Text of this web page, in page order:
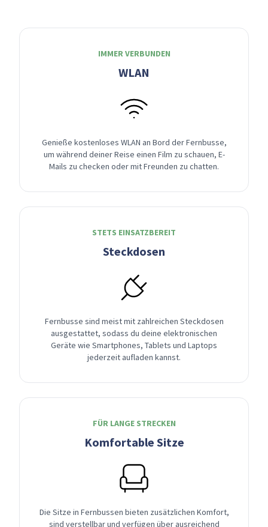
IMMER VERBUNDEN
WLAN
Genieße kostenloses WLAN an Bord der Fernbusse,
um während deiner Reise einen Film zu schauen, E-
Mails zu checken oder mit Freunden zu chatten.
STETS EINSATZBEREIT
Steckdosen
Fernbusse sind meist mit zahlreichen Steckdosen
ausgestattet, sodass du deine elektronischen
Geräte wie Smartphones, Tablets und Laptops
jederzeit aufladen kannst.
FÜR LANGE STRECKEN
Komfortable Sitze
Die Sitze in Fernbussen bieten zusätzlichen Komfort,
sind verstellbar und verfügen über ausreichend